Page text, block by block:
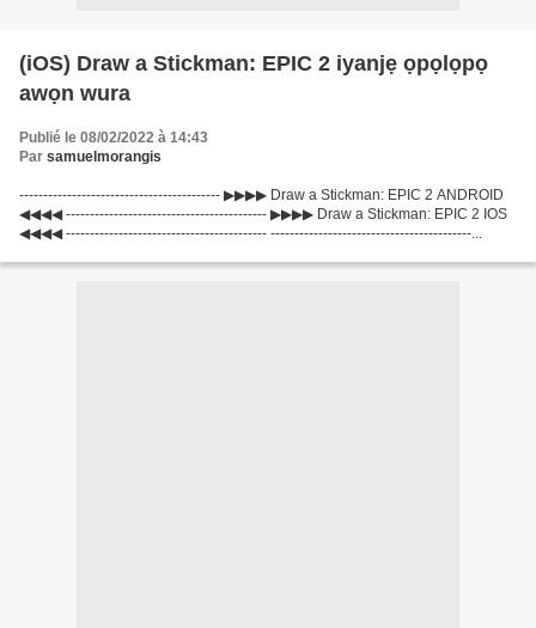
(iOS) Draw a Stickman: EPIC 2 iyanjẹ ọpọlọpọ
awọn wura
Publié le 08/02/2022 à 14:43
Par samuelmorangis
------------------------------------------ ▶▶▶▶ Draw a Stickman: EPIC 2 ANDROID
◀◀◀◀ ------------------------------------------ ▶▶▶▶ Draw a Stickman: EPIC 2 IOS
◀◀◀◀ ------------------------------------------ ------------------------------------------...